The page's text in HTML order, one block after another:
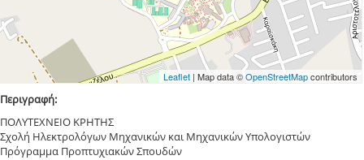
Leaflet| Map data ©OpenStreetMapcontributors
Περιγραφή:
ΠΟΛΥΤΕΧΝΕΙΟ ΚΡΗΤΗΣ
Σχολή Ηλεκτρολόγων Μηχανικών και Μηχανικών Υπολογιστών
Πρόγραμμα Προπτυχιακών Σπουδών